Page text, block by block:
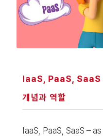
IaaS, PaaS,
개념과 역할
IaaS, PaaS, SaaS –